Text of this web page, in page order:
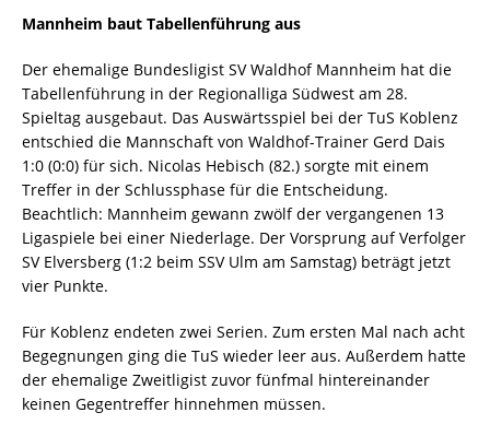
Mannheim baut Tabellenführung aus
Der ehemalige Bundesligist SV Waldhof Mannheim hat die
Tabellenführung in der Regionalliga Südwest am 28.
Spieltag ausgebaut. Das Auswärtsspiel bei der TuS Koblenz
entschied die Mannschaft von Waldhof-Trainer Gerd Dais
1:0 (0:0) für sich. Nicolas Hebisch (82.) sorgte mit einem
Treffer in der Schlussphase für die Entscheidung.
Beachtlich: Mannheim gewann zwölf der vergangenen 13
Ligaspiele bei einer Niederlage. Der Vorsprung auf Verfolger
SV Elversberg (1:2 beim SSV Ulm am Samstag) beträgt jetzt
vier Punkte.
Für Koblenz endeten zwei Serien. Zum ersten Mal nach acht
Begegnungen ging die TuS wieder leer aus. Außerdem hatte
der ehemalige Zweitligist zuvor fünfmal hintereinander
keinen Gegentreffer hinnehmen müssen.